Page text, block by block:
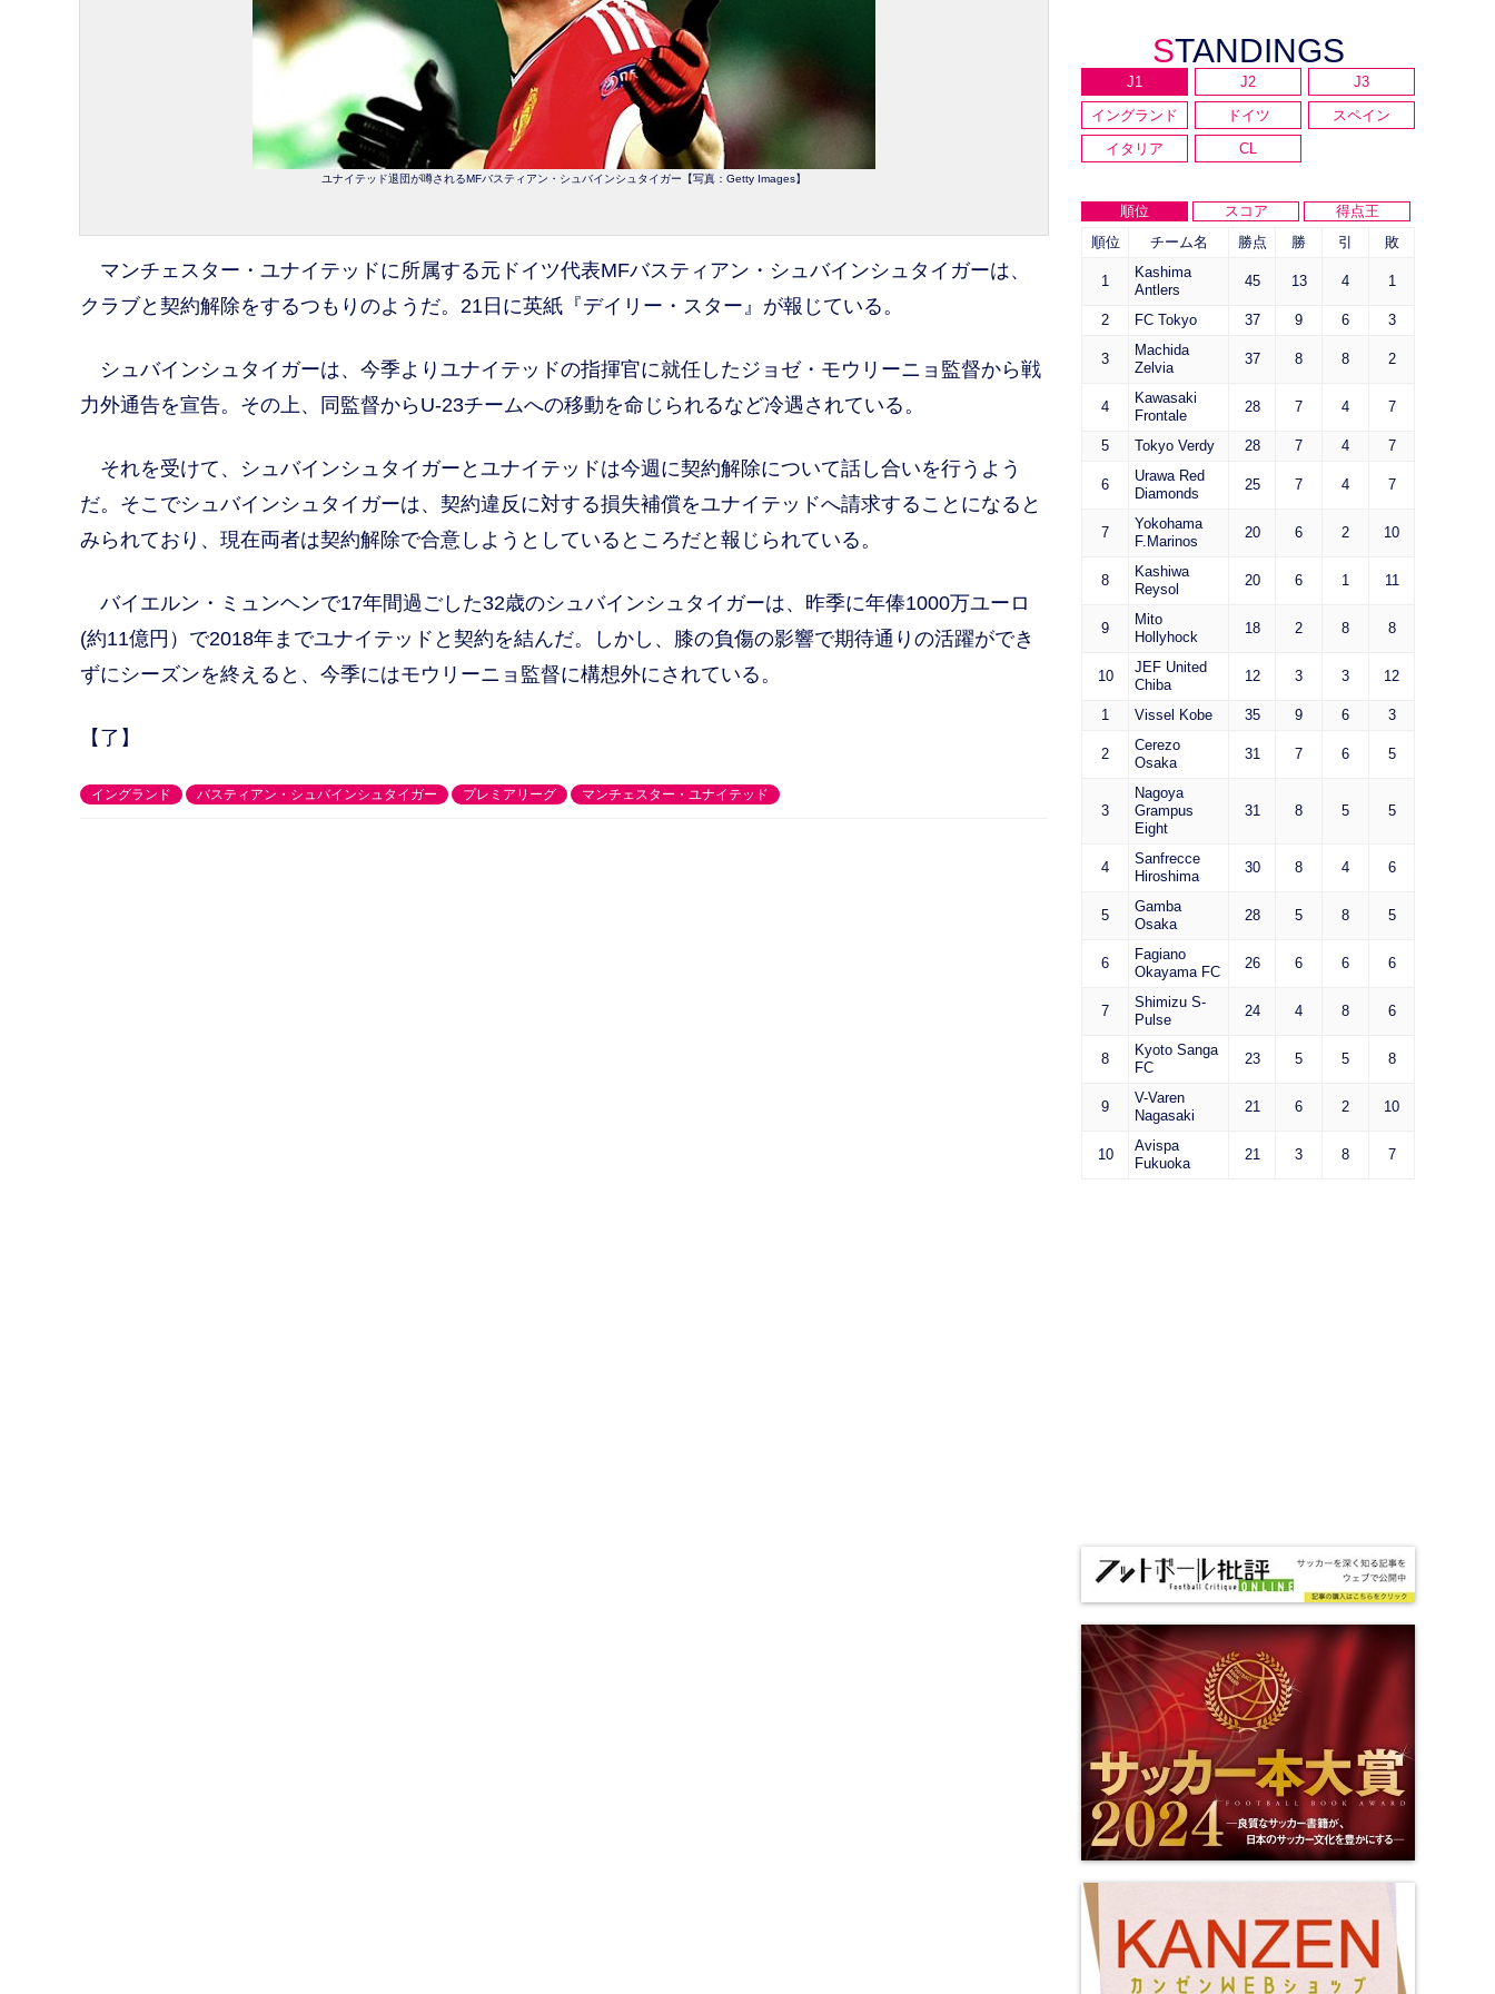
ユナイテッド退団が噂されるMFバスティアン・シュバインシュタイガー【写真：Getty Images】
マンチェスター・ユナイテッドに所属する元ドイツ代表MFバスティアン・シュバインシュタイガーは、
クラブと契約解除をするつもりのようだ。21日に英紙『デイリー・スター』が報じている。
シュバインシュタイガーは、今季よりユナイテッドの指揮官に就任したジョゼ・モウリーニョ監督から戦
力外通告を宣告。その上、同監督からU-23チームへの移動を命じられるなど冷遇されている。
それを受けて、シュバインシュタイガーとユナイテッドは今週に契約解除について話し合いを行うよう
だ。そこでシュバインシュタイガーは、契約違反に対する損失補償をユナイテッドへ請求することになると
みられており、現在両者は契約解除で合意しようとしているところだと報じられている。
バイエルン・ミュンヘンで17年間過ごした32歳のシュバインシュタイガーは、昨季に年俸1000万ユーロ
(約11億円）で2018年までユナイテッドと契約を結んだ。しかし、膝の負傷の影響で期待通りの活躍ができ
ずにシーズンを終えると、今季にはモウリーニョ監督に構想外にされている。
【了】
イングランド バスティアン・シュバインシュタイガー プレミアリーグ マンチェスター・ユナイテッド
STANDINGS
J1 J2
J3
イングランド
ドイツ
スペイン
イタリア
CL
順位 スコア
得点王
順位
チーム名 勝点 勝 引 敗
1
Kashima
Antlers
45 13 4 1
2 FC Tokyo 37 9 6 3
3
Machida
Zelvia
37 8 8 2
4
Kawasaki
Frontale
28 7 4 7
5 Tokyo Verdy 28 7 4 7
6
Urawa Red
Diamonds
25 7 4 7
7
Yokohama
F.Marinos
20 6 2 10
8
Kashiwa
Reysol
20 6 1 11
9
Mito
Hollyhock
18 2 8 8
10
JEF United
Chiba
12 3 3 12
1 Vissel Kobe 35 9 6 3
2
Cerezo
Osaka
31 7 6 5
3
Nagoya
Grampus
Eight
31 8 5 5
4
Sanfrecce
Hiroshima
30 8 4 6
5
Gamba
Osaka
28 5 8 5
6
Fagiano
Okayama FC
26 6 6 6
7
Shimizu S-
Pulse
24 4 8 6
8
Kyoto Sanga
FC
23 5 5 8
9
V-Varen
Nagasaki
21 6 2 10
10
Avispa
Fukuoka
21 3 8 7